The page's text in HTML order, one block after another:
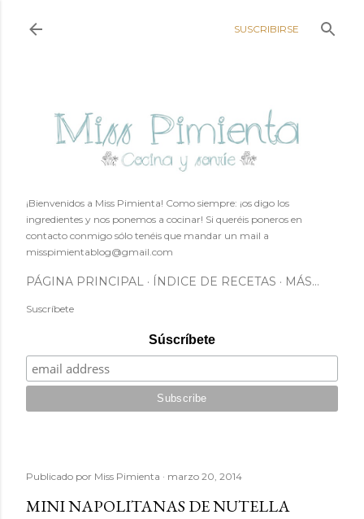
SUSCRIBIRSE
¡Bienvenidos a Miss Pimienta! Como siempre: ¡os digo los
ingredientes y nos ponemos a cocinar! Si queréis poneros en
contacto conmigo sólo tenéis que mandar un mail a
misspimientablog@gmail.com
PÁGINA PRINCIPAL ÍNDICE DE RECETAS MÁS…
Suscríbete
Súscríbete
Publicado por Miss Pimienta marzo 20, 2014
MINI NAPOLITANAS DE NUTELLA